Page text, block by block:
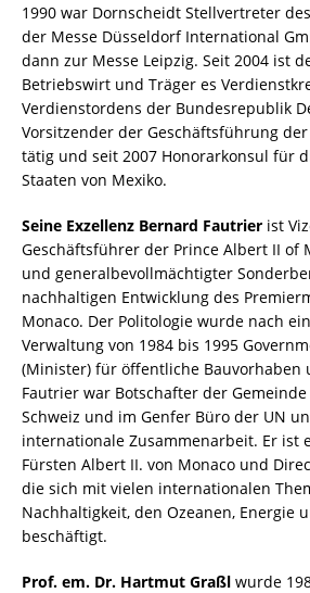
1990 war Dornscheidt Stellvertreter
der Messe Düsseldorf International
dann zur Messe Leipzig. Seit 2004 ist
Betriebswirt und Träger es
Verdienstordens der Bundesrepublik
Vorsitzender der Geschäftsführung
tätig und seit 2007 Honorarkonsul für
Staaten von Mexiko.
Seine Exzellenz Bernard Fautrier ist
Geschäftsführer der Prince Albert II of
und generalbevollmächtigter
nachhaltigen Entwicklung des
Monaco. Der Politologie wurde nach
Verwaltung von 1984 bis 1995
(Minister) für öffentliche Bauvorhaben
Fautrier war Botschafter der
Schweiz und im Genfer Büro der UN
internationale Zusammenarbeit. Er ist
Fürsten Albert II. von Monaco und
die sich mit vielen internationalen
Nachhaltigkeit, den Ozeanen, Energie
beschäftigt.
Prof. em. Dr. Hartmut Graßl wurde